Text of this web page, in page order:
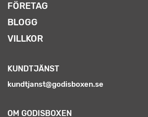
FÖRETAG
BLOGG
VILLKOR
KUNDTJÄNST
kundtjanst@godisboxen.se
OM GODISBOXEN